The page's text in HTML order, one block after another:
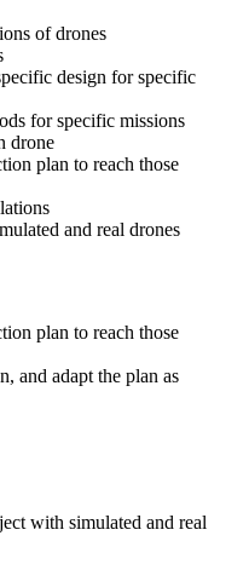
of drones
design for specific
for specific missions
drone
plan to reach those
and real drones
plan to reach those
and adapt the plan as
with simulated and real